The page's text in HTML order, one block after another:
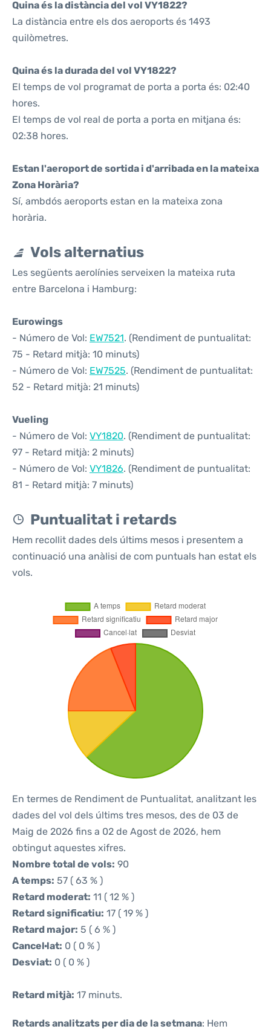
Quina és la distància del vol VY1822?
La distància entre els dos aeroports és 1493
quilòmetres.
Quina és la durada del vol VY1822?
El temps de vol programat de porta a porta és: 02:40
hores.
El temps de vol real de porta a porta en mitjana és:
02:38 hores.
Estan l'aeroport de sortida i d'arribada en la mateixa
Zona Horària?
Sí, ambdós aeroports estan en la mateixa zona
horària.
Vols alternatius
Les següents aerolínies serveixen la mateixa ruta
entre Barcelona i Hamburg:
Eurowings
- Número de Vol: EW7521. (Rendiment de puntualitat:
75 - Retard mitjà: 10 minuts)
- Número de Vol: EW7525. (Rendiment de puntualitat:
52 - Retard mitjà: 21 minuts)
Vueling
- Número de Vol: VY1820. (Rendiment de puntualitat:
97 - Retard mitjà: 2 minuts)
- Número de Vol: VY1826. (Rendiment de puntualitat:
81 - Retard mitjà: 7 minuts)
Puntualitat i retards
Hem recollit dades dels últims mesos i presentem a
continuació una anàlisi de com puntuals han estat els
vols.
En termes de Rendiment de Puntualitat, analitzant les
dades del vol dels últims tres mesos, des de 03 de
Maig de 2026 fins a 02 de Agost de 2026, hem
obtingut aquestes xifres.
Nombre total de vols: 90
A temps: 57 ( 63 % )
Retard moderat: 11 ( 12 % )
Retard significatiu: 17 ( 19 % )
Retard major: 5 ( 6 % )
Cancel·lat: 0 ( 0 % )
Desviat: 0 ( 0 % )
Retard mitjà: 17 minuts.
Retards analitzats per dia de la setmana: Hem